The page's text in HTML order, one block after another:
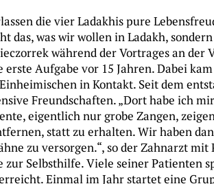
die vier Ladakhis pure
das, was wir wollen in Ladakh, sondern
während der Vortrages an der
Aufgabe vor 15 Jahren. Dabei
in Kontakt. Seit dem
Freundschaften. „Dort habe ich
eigentlich nur grobe Zangen,
statt zu erhalten. Wir haben
zu versorgen.“, so der Zahnarzt mit
zur Selbsthilfe. Viele seiner Patienten
Einmal im Jahr startet eine